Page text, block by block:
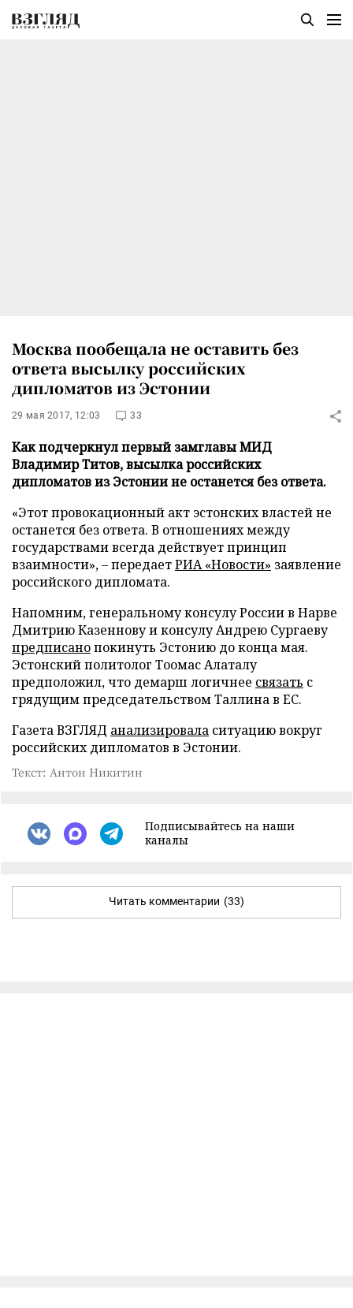
Москва пообещала не оставить без
ответа высылку российских
дипломатов из Эстонии
29 мая 2017, 12:03 33
Как подчеркнул первый замглавы МИД
Владимир Титов, высылка российских
дипломатов из Эстонии не останется без ответа.
«Этот провокационный акт эстонских властей не
останется без ответа. В отношениях между
государствами всегда действует принцип
взаимности», – передаетРИА «Новости» заявление
российского дипломата.
Напомним, генеральному консулу России в Нарве
Дмитрию Казеннову и консулу Андрею Сургаеву
предписанопокинуть Эстонию до конца мая.
Эстонский политолог Тоомас Алаталу
предположил, что демарш логичнее связать с
грядущим председательством Таллина в ЕС.
Газета ВЗГЛЯД анализировала ситуацию вокруг
российских дипломатов в Эстонии.
Текст: Антон Никитин
Подписывайтесь на наши
каналы
Читать комментарии (33)